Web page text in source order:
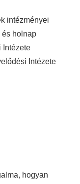
intézményei
és holnap
Intézete
Intézete
hogyan